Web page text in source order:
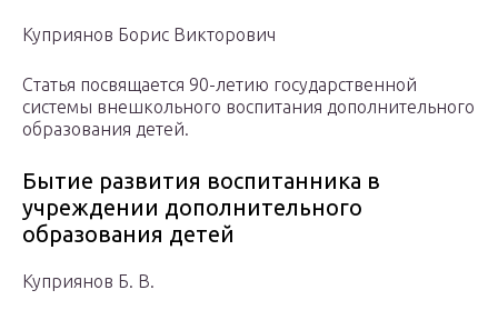
Куприянов Борис Викторович
Статья посвящается 90-летию государственной
системы внешкольного воспитания дополнительного
образования детей.
Бытие развития воспитанника в
учреждении дополнительного
образования детей
Куприянов Б. В.